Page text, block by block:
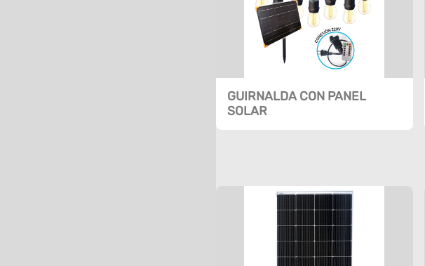
GUIRNALDA CON PANEL
SOLAR